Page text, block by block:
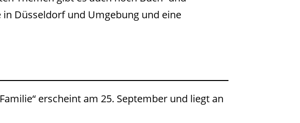
Düsseldorf und Umgebung und eine
erscheint am 25. September und liegt an